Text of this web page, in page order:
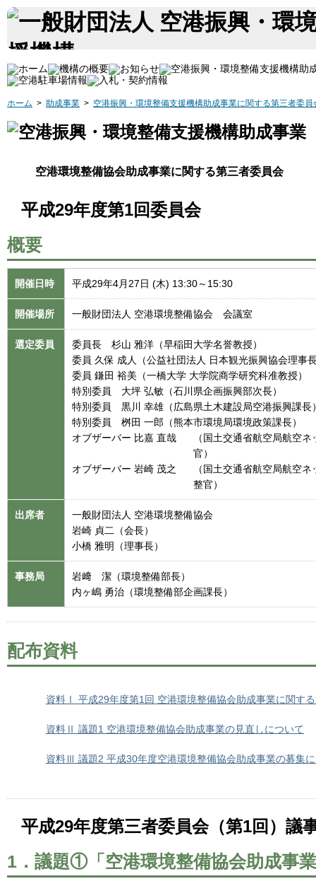
ホーム > 助成事業 > 空港振興・環境整備支援機構助成事業に関する第三者委員
空港環境整備協会助成事業に関する第三者委員会
平成29年度第1回委員会
概要
開催日時 平成29年4月27日 (木) 13:30～15:30
開催場所 一般財団法人 空港環境整備協会 会議室
選定委員
委員長 杉山 雅洋（早稲田大学名誉教授）
委員 久保 成人（公益社団法人 日本観光振興協会理事
委員 鎌田 裕美（一橋大学 大学院商学研究科准教授）
特別委員 大坪 弘敏（石川県企画振興部次長）
特別委員 黒川 幸雄（広島県土木建設局空港振興課長
特別委員 桝田 一郎（熊本市環境局環境政策課長）
オブザーバー 比嘉 直哉
（国土交通省航空局航空
官）
オブザーバー 岩崎 茂之
（国土交通省航空局航空
整官）
出席者
一般財団法人 空港環境整備協会
岩崎 貞二（会長）
小橋 雅明（理事長）
事務局
岩﨑 潔（環境整備部長）
内ヶ嶋 勇治（環境整備部企画課長）
配布資料
資料Ⅰ 平成29年度第1回 空港環境整備協会助成事業に関す
資料Ⅱ 議題1 空港環境整備協会助成事業の見直しについて
資料Ⅲ 議題2 平成30年度空港環境整備協会助成事業の募集
平成29年度第三者委員会（第1回）議
1．議題①「空港環境整備協会助成事